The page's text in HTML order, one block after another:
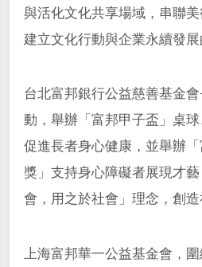
與活化文化共享場域，串聯
建立文化行動與企業永續發展
台北富邦銀行公益慈善基金
動，舉辦「富邦甲子盃」桌
促進長者身心健康，並舉辦
獎」支持身心障礙者展現才
會，用之於社會」理念，創造
上海富邦華一公益基金會，